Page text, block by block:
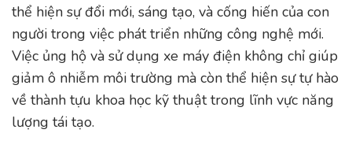
thể hiện sự đổi mới, sáng tạo, và cống hiến của con
người trong việc phát triển những công nghệ mới.
Việc ủng hộ và sử dụng xe máy điện không chỉ giúp
giảm ô nhiễm môi trường mà còn thể hiện sự tự hào
về thành tựu khoa học kỹ thuật trong lĩnh vực năng
lượng tái tạo.